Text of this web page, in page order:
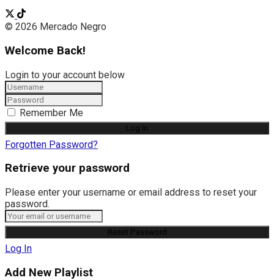
© 2026 Mercado Negro
Welcome Back!
Login to your account below
Remember Me
Forgotten Password?
Retrieve your password
Please enter your username or email address to reset your
password.
Log In
Add New Playlist